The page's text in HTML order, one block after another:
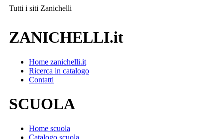
Tutti i siti Zanichelli
ZANICHELLI.it
Home zanichelli.it
Ricerca in catalogo
Contatti
SCUOLA
Home scuola
Catalogo scuola